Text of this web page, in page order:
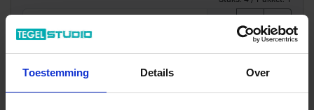
Toestemming Details Over
In het winkelmandje